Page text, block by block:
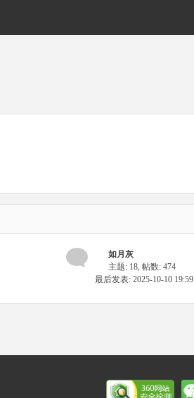
如月灰
主题: 18, 帖数: 474
最后发表: 2025-10-10 19:59